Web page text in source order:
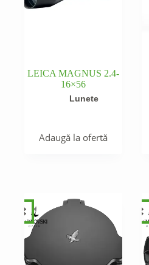
LEICA MAGNUS 2.4-
16×56
Lunete
Adaugă la ofertă